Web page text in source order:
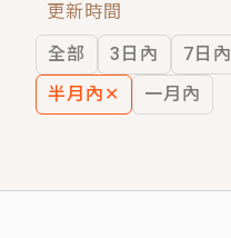
更新時間
全部
3日內
7日內
半月內 ✕ 一月內